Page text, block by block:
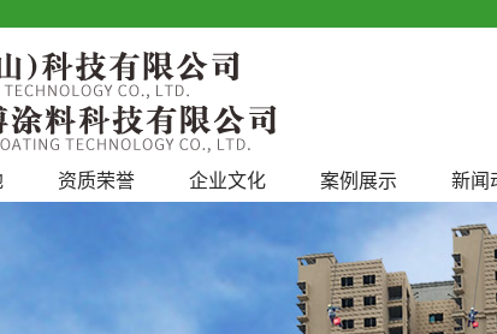
资质荣誉 企业文化 案例展示
工程案例
新闻
公
行
常